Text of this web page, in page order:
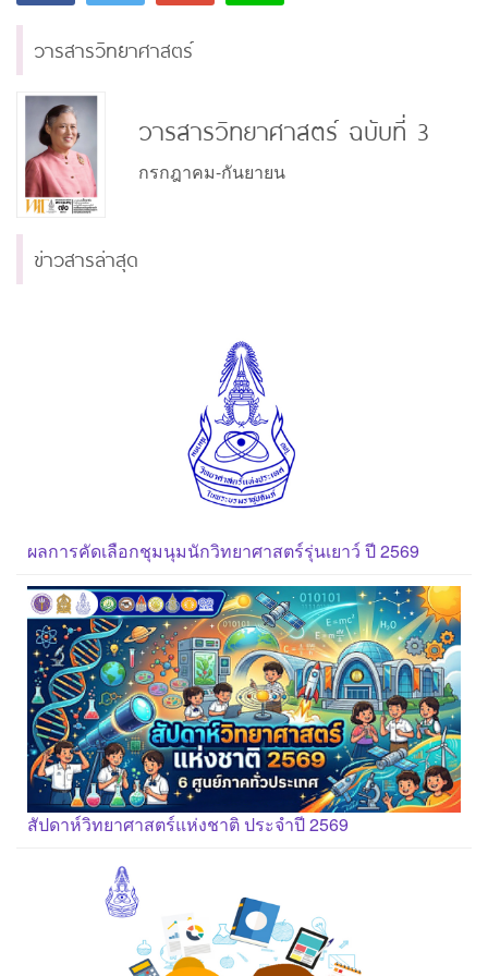
วารสารวิทยาศาสตร์
วารสารวิทยาศาสตร์ ฉบับที่ 3
กรกฎาคม-กันยายน
ข่าวสารล่าสุด
ผลการคัดเลือกชุมนุมนักวิทยาศาสตร์รุ่นเยาว์ ปี 2569
สัปดาห์วิทยาศาสตร์แห่งชาติ ประจำปี 2569